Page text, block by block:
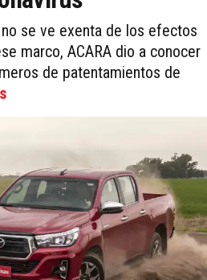
se ve exenta de los efectos
marco, ACARA dio a conocer
de patentamientos de